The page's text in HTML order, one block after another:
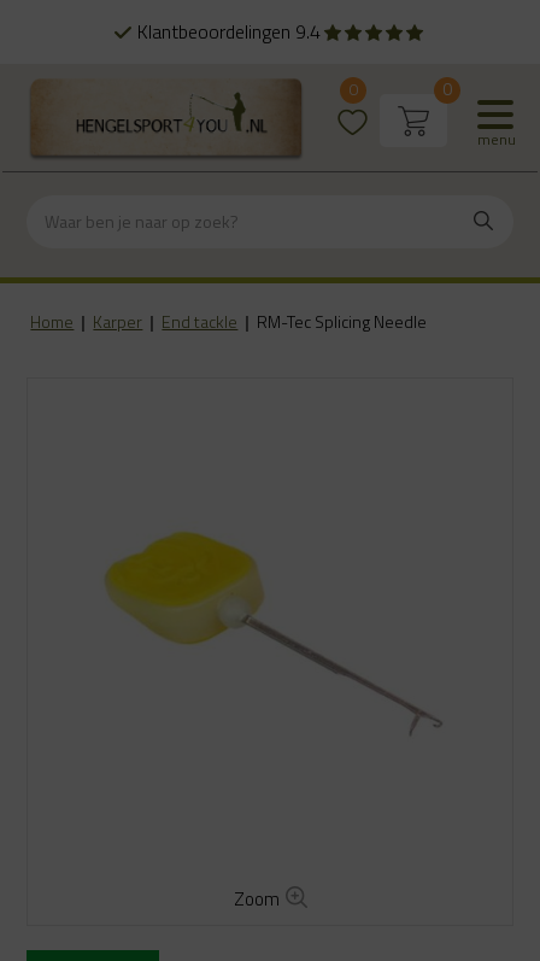
Klantbeoordelingen 9.4
menu
0 0
Home | Karper | End tackle | RM-Tec Splicing Needle
Zoom